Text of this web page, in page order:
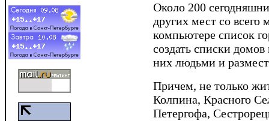
Около 200
других мест со всего
компьютере список
создать списки
них людьми и
Причем, не только
Колпина, Красного
Петергофа,